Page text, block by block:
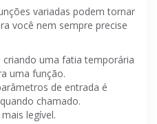
variadas podem tornar
você nem sempre precise
criando uma fatia temporária
uma função.
de entrada é
chamado.
legível.